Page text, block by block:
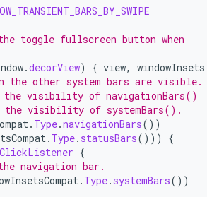
toggle fullscreen button when
.decorView) { view, windowInsets
the other system bars are visible.
visibility of navigationBars()
the visibility of systemBars().
. Type.navigationBars())
. Type. statusBars()))
{
{
navigation bar.
. Type. systemBars())